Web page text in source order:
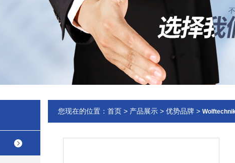
您现在的位置： 首页 > 产品展示 > 优势品牌 >